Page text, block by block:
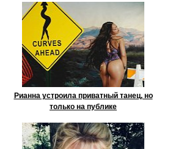
Рианна устроила приватный танец, но
только на публике